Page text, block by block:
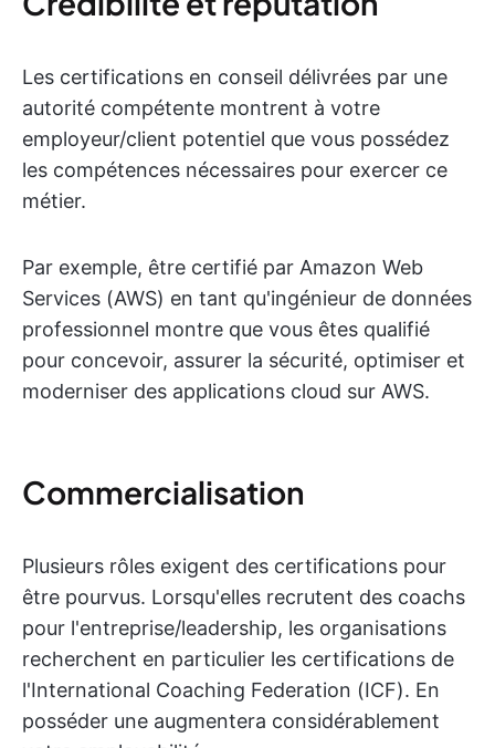
Les certifications en conseil délivrées par une
autorité compétente montrent à votre
employeur/client potentiel que vous possédez
les compétences nécessaires pour exercer ce
métier.
Par exemple, être certifié par Amazon Web
Services (AWS) en tant qu'ingénieur de données
professionnel montre que vous êtes qualifié
pour concevoir, assurer la sécurité, optimiser et
moderniser des applications cloud sur AWS.
Commercialisation
Plusieurs rôles exigent des certifications pour
être pourvus. Lorsqu'elles recrutent des coachs
pour l'entreprise/leadership, les organisations
recherchent en particulier les certifications de
l'International Coaching Federation (ICF). En
posséder une augmentera considérablement